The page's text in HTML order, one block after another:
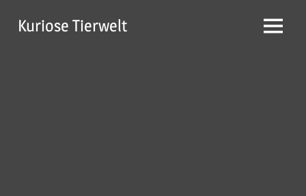
InhaltKuriose Tierwelt Menü